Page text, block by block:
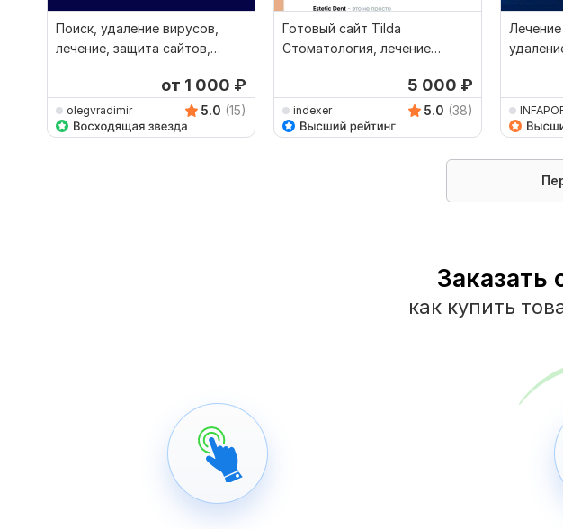
Поиск, удаление вирусов,
лечение, защита сайтов,
от 1 000 ₽
olegvradimir 5.0 (15)
Готовый сайт Tilda
Стоматология, лечение
5 000 ₽
indexer 5.0 (38)
Заказать
как купить